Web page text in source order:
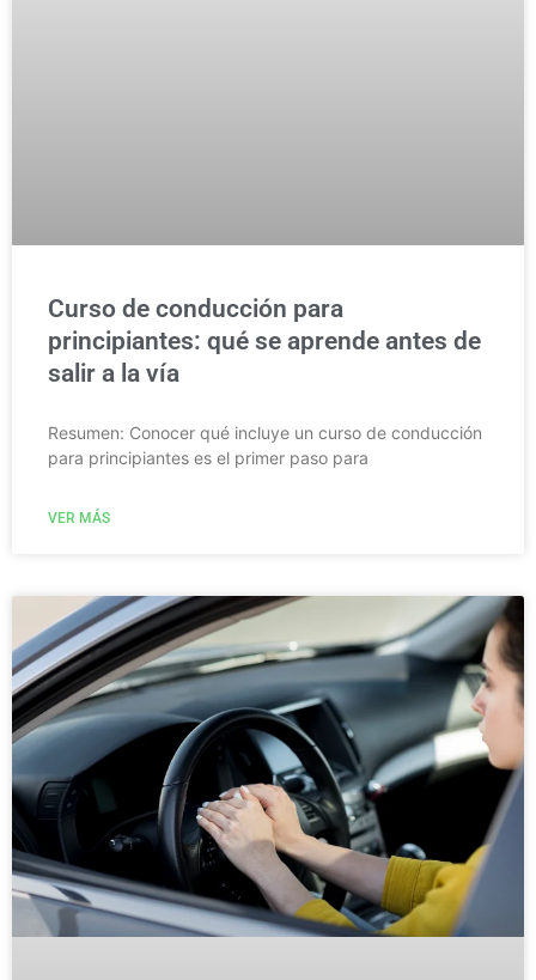
Curso de conducción para
principiantes: qué se aprende antes de
salir a la vía
Resumen: Conocer qué incluye un curso de conducción
para principiantes es el primer paso para
VER MÁS